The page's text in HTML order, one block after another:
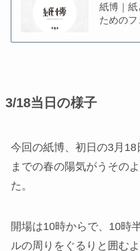
紙博｜
ための
3/18当日の様子
今回の紙博、初日の3月
までの春の陽気がうその
た。
開場は10時からで、10時
ルの周りをぐるりと囲む